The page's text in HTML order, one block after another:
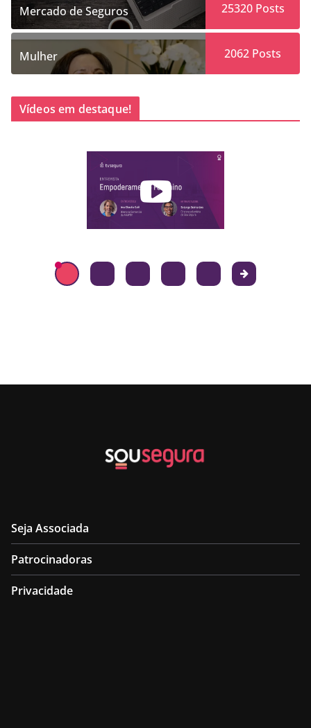
Mercado de Seguros 25320Posts
Mulher 2062 Posts
Vídeos em destaque!
Seja Associada
Patrocinadoras
Privacidade